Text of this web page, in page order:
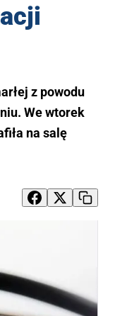
z powodu
We wtorek
na salę